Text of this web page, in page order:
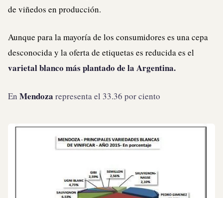
de viñedos en producción.
Aunque para la mayoría de los consumidores es una cepa
desconocida y la oferta de etiquetas es reducida es el
varietal blanco más plantado de la Argentina.
En Mendoza representa el 33.36 por ciento